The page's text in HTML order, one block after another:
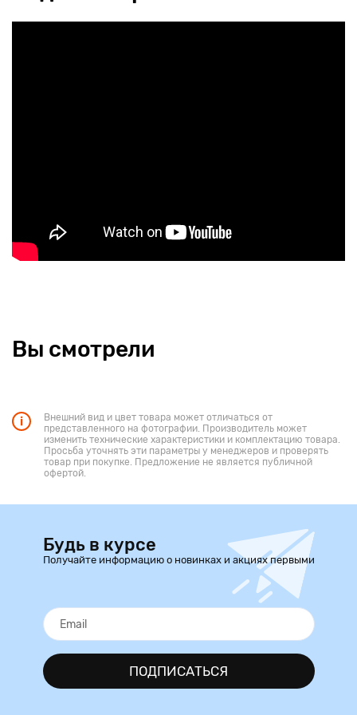
Вы смотрели
Внешний вид и цвет товара может отличаться от
представленного на фотографии. Производитель может
изменить технические характеристики и комплектацию товара.
Просьба уточнять эти параметры у менеджеров и проверять
товар при покупке. Предложение не является публичной
офертой.
Будь в курсе
Получайте информацию о новинках и акциях первыми
ПОДПИСАТЬСЯ